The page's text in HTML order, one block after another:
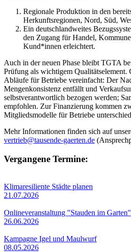
Regionale Produktion in den
Herkunftsregionen, Nord, Süd,
Ein deutschlandweites
den Zugang für Handel,
Kund*innen erleichtert.
Auch in der neuen Phase bleibt TGTA
Prüfung als wichtigem Qualitätselement.
Abläufe für Betriebe vereinfacht: Der
Mengenkonsistenz entfällt und
selbstverantwortlich bezogen werden;
empfohlen. Zur Finanzierung kommen
Mitgliedsmodelle für Betriebe
Mehr Informationen finden sich auf
vertrieb@tausende-gaerten.de
Vergangene Termine:
Klimaresiliente Städte planen
21.07.2026
Onlineveranstaltung "Stauden im Garten"
26.06.2026
Kampagne Igel und Maulwurf
08.05.2026